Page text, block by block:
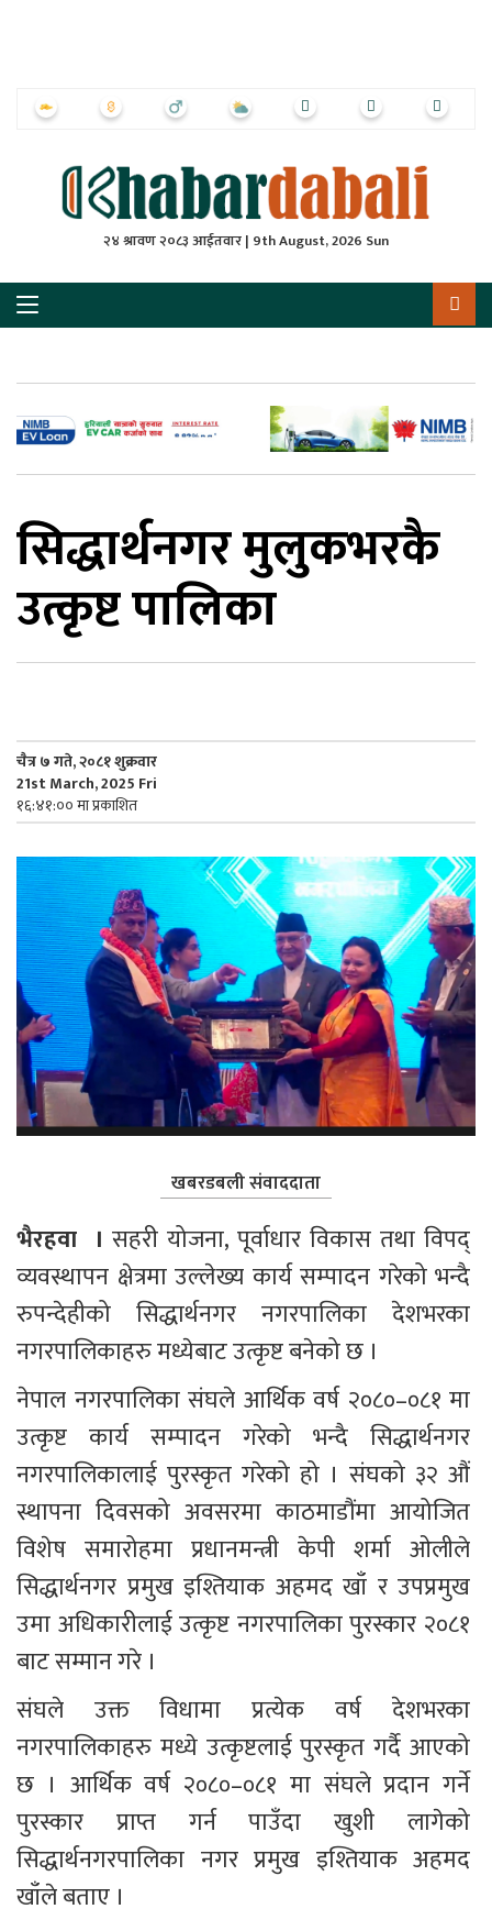
२४ श्रावण २०८३ आईतवार | 9th August, 2026 Sun
सिद्धार्थनगर मुलुकभरकै
उत्कृष्ट पालिका
चैत्र ७ गते, २०८१ शुक्रवार
21st March, 2025 Fri
१६:४१:०० मा प्रकाशित
खबरडबली संवाददाता
भैरहवा  । सहरी योजना, पूर्वाधार विकास तथा विपद्
व्यवस्थापन क्षेत्रमा उल्लेख्य कार्य सम्पादन गरेको भन्दै
रुपन्देहीको सिद्धार्थनगर नगरपालिका देशभरका
नगरपालिकाहरु मध्येबाट उत्कृष्ट बनेको छ ।
नेपाल नगरपालिका संघले आर्थिक वर्ष २०८०–०८१ मा
उत्कृष्ट कार्य सम्पादन गरेको भन्दै सिद्धार्थनगर
नगरपालिकालाई पुरस्कृत गरेको हो । संघको ३२ औं
स्थापना दिवसको अवसरमा काठमाडौंमा आयोजित
विशेष समारोहमा प्रधानमन्त्री केपी शर्मा ओलीले
सिद्धार्थनगर प्रमुख इश्तियाक अहमद खाँ र उपप्रमुख
उमा अधिकारीलाई उत्कृष्ट नगरपालिका पुरस्कार २०८१
बाट सम्मान गरे ।
संघले उक्त विधामा प्रत्येक वर्ष देशभरका
नगरपालिकाहरु मध्ये उत्कृष्टलाई पुरस्कृत गर्दै आएको
छ । आर्थिक वर्ष २०८०–०८१ मा संघले प्रदान गर्ने
पुरस्कार प्राप्त गर्न पाउँदा खुशी लागेको
सिद्धार्थनगरपालिका नगर प्रमुख इश्तियाक अहमद
खाँले बताए ।